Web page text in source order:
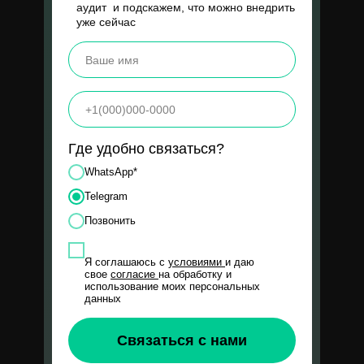
1500 руб
3000 руб
Цена квал. лида
Смотреть кейс
Запустили для масштабирования
второй кабинет не останавливая
текущий. Бюджет спустя 4 месяца
работы — 5 млн руб/мес
Наше решение:
Есть запущенный кабинет в Директе,
работает в рамках KPI, но при
масштабировании падает
окупаемость. Рекламный бюджет
составлял 2 млн руб/мес
Запрос клиента:
х2,5
аудит и подскажем, что можно внедрить
уже сейчас
Где удобно связаться?
WhatsApp*
Telegram
Позвонить
Я соглашаюсь с условиями и даю
свое согласие на обработку и
использование моих персональных
данных
Связаться с нами